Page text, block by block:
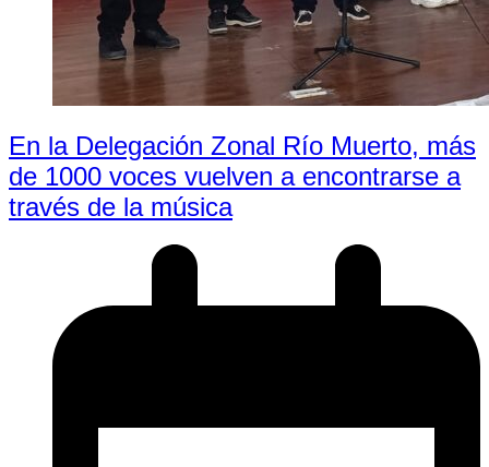
En la Delegación Zonal Río Muerto, más
de 1000 voces vuelven a encontrarse a
través de la música